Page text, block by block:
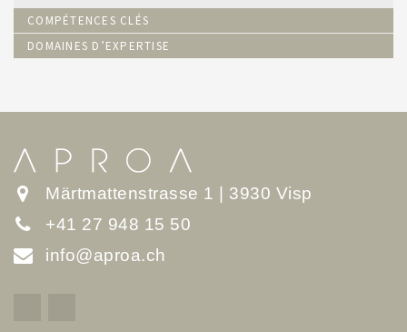
COMPÉTENCES CLÉS
DOMAINES D’EXPERTISE
Märtmattenstrasse 1 | 3930 Visp
+41 27 948 15 50
info@aproa.ch